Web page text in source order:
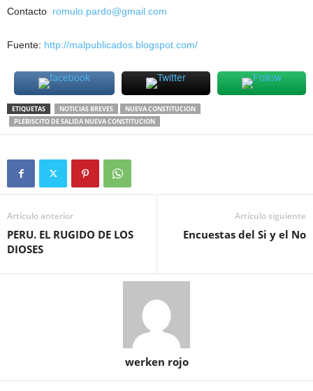
Contacto romulo.pardo@gmail.com
Fuente: http://malpublicados.blogspot.com/
ETIQUETAS NOTICIAS BREVES
NUEVA CONSTITUCION
PLEBISCITO DE SALIDA NUEVA CONSTITUCION
Artículo anterior
PERU. EL RUGIDO DE LOS
DIOSES
Artículo siguiente
Encuestas del Si y el No
werken rojo